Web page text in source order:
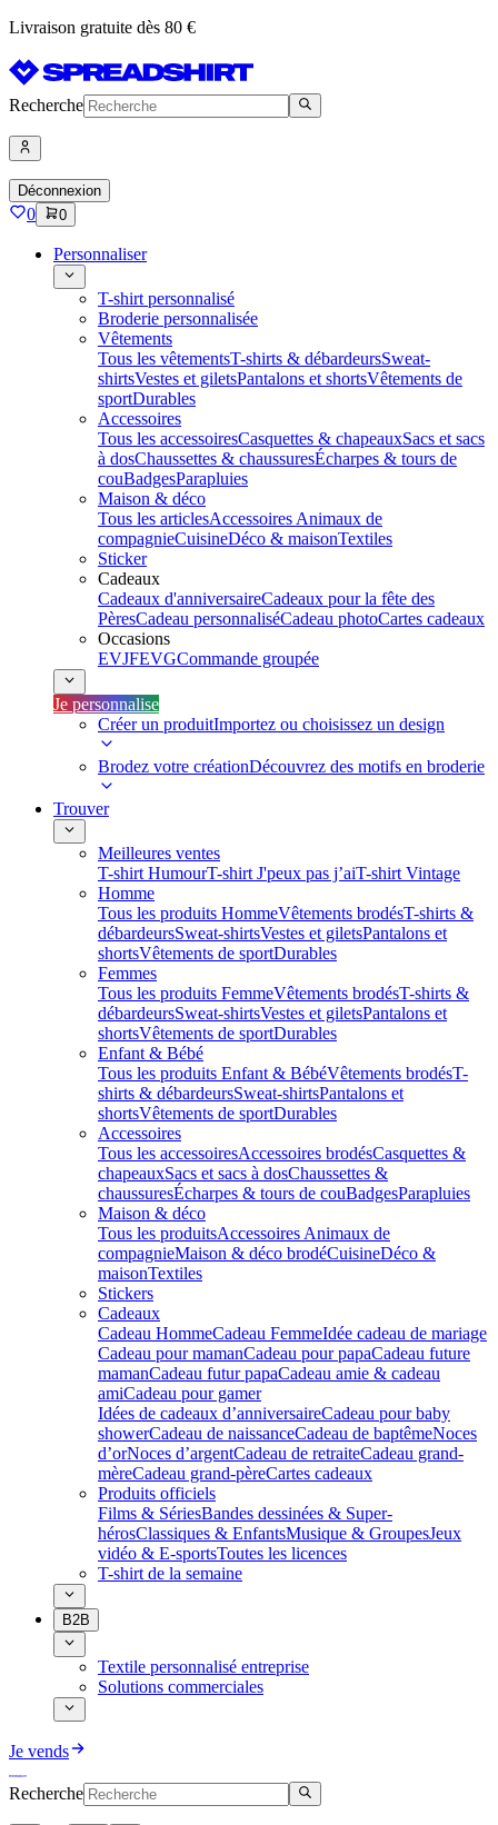
Livraison gratuite dès 80 €
Recherche
Déconnexion
0 0
Personnaliser
T-shirt personnalisé
Broderie personnalisée
Vêtements
Tous les vêtementsT-shirts & débardeursSweat-
shirtsVestes et giletsPantalons et shortsVêtements de
sportDurables
Accessoires
Tous les accessoiresCasquettes & chapeauxSacs et sacs
à dosChaussettes & chaussuresÉcharpes & tours de
couBadgesParapluies
Maison & déco
Tous les articlesAccessoires Animaux de
compagnieCuisineDéco & maisonTextiles
Sticker
Cadeaux
Cadeaux d'anniversaireCadeaux pour la fête des
PèresCadeau personnaliséCadeau photoCartes cadeaux
Occasions
EVJFEVGCommande groupée
Je personnalise
Créer un produitImportez ou choisissez un design
Brodez votre créationDécouvrez des motifs en broderie
Trouver
Meilleures ventes
T-shirt HumourT-shirt J'peux pas j’aiT-shirt Vintage
Homme
Tous les produits HommeVêtements brodésT-shirts &
débardeursSweat-shirtsVestes et giletsPantalons et
shortsVêtements de sportDurables
Femmes
Tous les produits FemmeVêtements brodésT-shirts &
débardeursSweat-shirtsVestes et giletsPantalons et
shortsVêtements de sportDurables
Enfant & Bébé
Tous les produits Enfant & BébéVêtements brodésT-
shirts & débardeursSweat-shirtsPantalons et
shortsVêtements de sportDurables
Accessoires
Tous les accessoiresAccessoires brodésCasquettes &
chapeauxSacs et sacs à dosChaussettes &
chaussuresÉcharpes & tours de couBadgesParapluies
Maison & déco
Tous les produitsAccessoires Animaux de
compagnieMaison & déco brodéCuisineDéco &
maisonTextiles
Stickers
Cadeaux
Cadeau HommeCadeau FemmeIdée cadeau de mariage​
Cadeau pour mamanCadeau pour papaCadeau future
mamanCadeau futur papaCadeau amie & cadeau
amiCadeau pour gamer
Idées de cadeaux d’anniversaireCadeau pour baby
showerCadeau de naissanceCadeau de baptêmeNoces
d’orNoces d’argentCadeau de retraiteCadeau grand-
mèreCadeau grand-pèreCartes cadeaux
Produits officiels
Films & SériesBandes dessinées & Super-
hérosClassiques & EnfantsMusique & GroupesJeux
vidéo & E-sportsToutes les licences
T-shirt de la semaine
B2B
Textile personnalisé entreprise
Solutions commerciales
Je vends
Recherche